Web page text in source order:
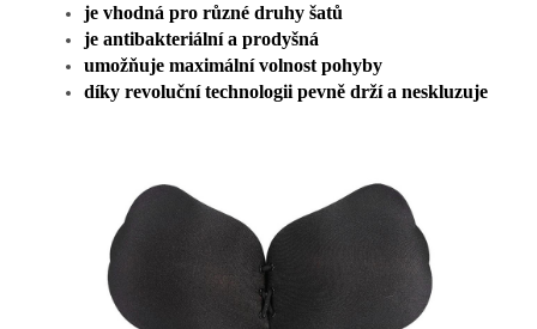
je vhodná pro různé druhy šatů
je antibakteriální a prodyšná
umožňuje maximální volnost pohyby
díky revoluční technologii pevně drží a neskluzuje